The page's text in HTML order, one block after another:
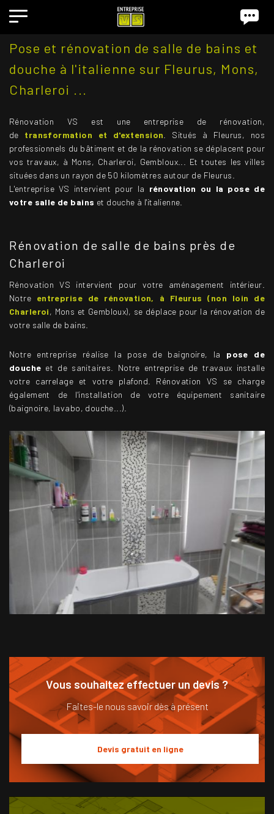
Pose et rénovation de salle de bains et
douche à l'italienne sur Fleurus, Mons,
Charleroi ...
Rénovation VS est une entreprise de rénovation,
de
transformation et d'extension . Situés à Fleurus, nos
professionnels du bâtiment et de la rénovation se déplacent pour
vos travaux, à Mons, Charleroi, Gembloux... Et toutes les villes
situées dans un rayon de 50 kilomètres autour de Fleurus.
L'entreprise VS intervient pour la rénovation ou la pose de
votre salle de bains et douche à l'italienne.
Rénovation de salle de bains près de
Charleroi
Rénovation VS intervient pour votre aménagement intérieur.
Notre entreprise de rénovation, à Fleurus (non loin de
Charleroi, Mons et Gembloux), se déplace pour la rénovation de
votre salle de bains.
Notre entreprise réalise la pose de baignoire, la
pose de
douche et de sanitaires. Notre entreprise de travaux installe
votre carrelage et votre plafond. Rénovation VS se charge
également de l'installation de votre équipement sanitaire
(baignoire, lavabo, douche...).
Vous souhaitez effectuer un devis ?
Faites-le nous savoir dès à présent
Devis gratuit en ligne